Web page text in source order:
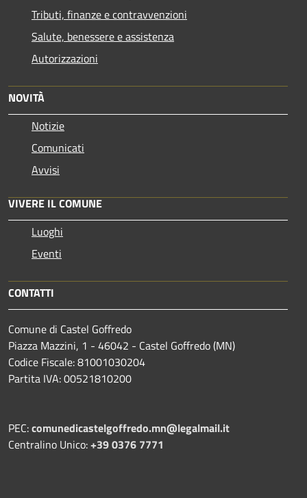
Tributi, finanze e contravvenzioni
Salute, benessere e assistenza
Autorizzazioni
NOVITÀ
Notizie
Comunicati
Avvisi
VIVERE IL COMUNE
Luoghi
Eventi
CONTATTI
Comune di Castel Goffredo
Piazza Mazzini, 1 - 46042 - Castel Goffredo (MN)
Codice Fiscale: 81001030204
Partita IVA: 00521810200
PEC:comunedicastelgoffredo.mn@legalmail.it
Centralino Unico:+39 0376 7771